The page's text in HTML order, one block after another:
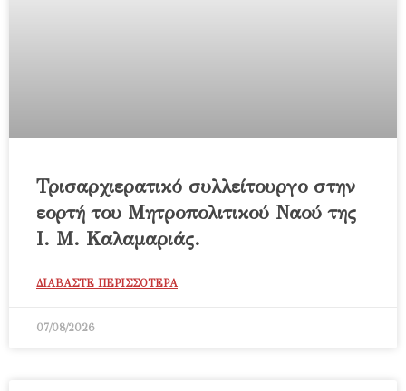
Τρισαρχιερατικό συλλείτουργο στην
εορτή του Μητροπολιτικού Ναού της
Ι. Μ. Καλαμαριάς.
ΔΙΑΒΑΣΤΕ ΠΕΡΙΣΣΟΤΕΡΑ
07/08/2026